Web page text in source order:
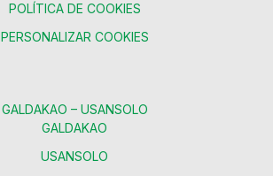
POLÍTICA DE COOKIES
PERSONALIZAR COOKIES
GALDAKAO – USANSOLO
GALDAKAO
USANSOLO